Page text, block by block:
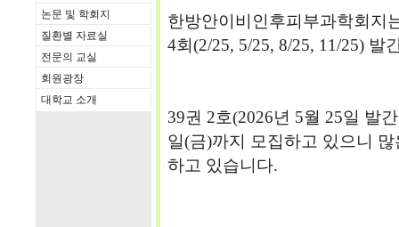
논문 및 학회지
질환별 자료실
전문의 교실
회원광장
대학교 소개
한방안이비인후피부과학회지
4회(2/25, 5/25, 8/25, 11/25) 발
39권 2호(2026년 5월 25일 발
일(금)까지 모집하고 있으니
하고 있습니다.